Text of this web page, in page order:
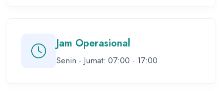
Jam Operasional
Senin - Jumat: 07:00 - 17:00